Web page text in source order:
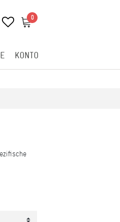
0 0
KONTO